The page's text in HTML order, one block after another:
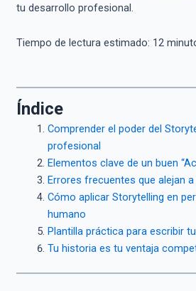
tu desarrollo profesional.
Tiempo de lectura estimado: 12
Índice
Comprender el poder del
profesional
Elementos clave de un buen
Errores frecuentes que alejan
Cómo aplicar Storytelling en
humano
Plantilla práctica para escribir
Tu historia es tu ventaja